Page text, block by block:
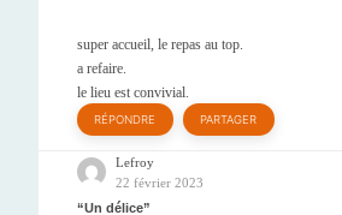
super accueil, le repas au top.
a refaire.
le lieu est convivial.
RÉPONDRE PARTAGER
Lefroy
22 février 2023
Un délice